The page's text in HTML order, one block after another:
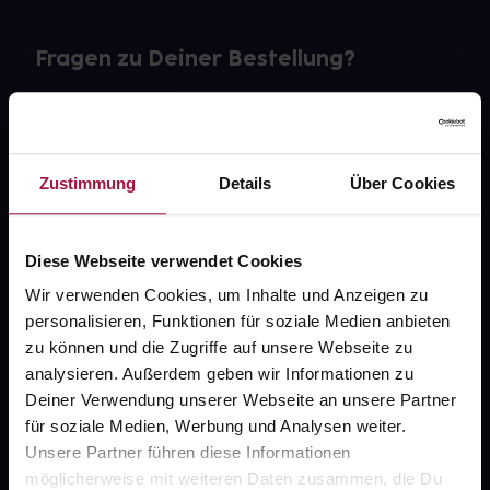
Zustimmung Details Über Cookies
Diese Webseite verwendet Cookies
Wir verwenden Cookies, um Inhalte und Anzeigen zu
personalisieren, Funktionen für soziale Medien anbieten
zu können und die Zugriffe auf unsere Webseite zu
analysieren. Außerdem geben wir Informationen zu
Deiner Verwendung unserer Webseite an unsere Partner
für soziale Medien, Werbung und Analysen weiter.
Unsere Partner führen diese Informationen
möglicherweise mit weiteren Daten zusammen, die Du
Fragen zu Deiner Bestellung?
gesund.de
Über uns
Karriere
Newsletter